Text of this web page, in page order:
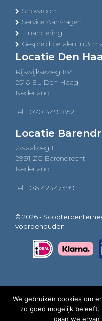
Showroom
Service Aanvragen
Financiering
Gespreid betalen in 3
Locatie Den
Rijswijkseweg 184
2516 EL Den Haag
Nederland
Tel: 070 4492852
Locatie
Zwaalweg 11
2991 ZC Barendrecht
Nederland
Tel: 06 42447399
© 2026 -
voorbehouden
We gebruiken cookies om
zo goed mogelijk
gaan we